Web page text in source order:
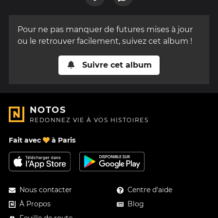
Pour ne pas manquer de futures mises à jour
ou le retrouver facilement, suivez cet album !
Suivre cet album
NOTOS
REDONNEZ VIE À VOS HISTOIRES
Fait avec à Paris
Nous contacter
À Propos
Centre d'aide
Blog